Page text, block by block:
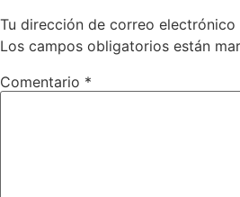
Tu dirección de correo electrónico
Los campos obligatorios están
Comentario *